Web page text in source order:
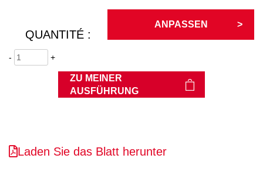
ANPASSEN
QUANTITÉ :
- +
ZU MEINER
AUSFÜHRUNG
Laden Sie das Blatt herunter